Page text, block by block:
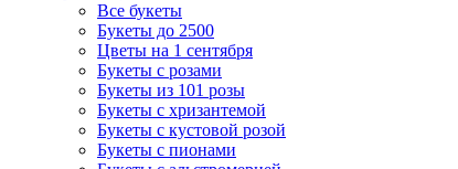
Все букеты
Букеты до 2500
Цветы на 1 сентября
Букеты с розами
Букеты из 101 розы
Букеты с хризантемой
Букеты с кустовой розой
Букеты с пионами